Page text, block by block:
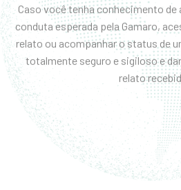
Caso você tenha conhecimento de
conduta esperada pela Gamaro,
relato ou acompanhar o status de
totalmente seguro e sigiloso e
relato